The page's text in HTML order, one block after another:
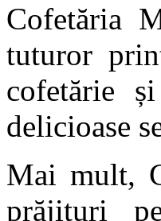
Cofetăria
tuturor
cofetărie
delicioase
Mai mult,
prăjituri